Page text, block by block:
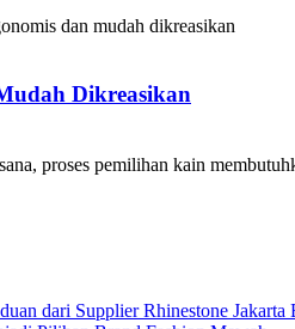
Dikreasikan
proses pemilihan kain
dari Supplier Rhinestone Jakarta